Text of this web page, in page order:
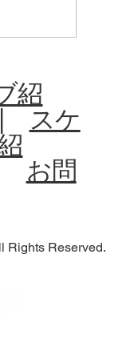
紹
スケ
お問
Rights Reserved.